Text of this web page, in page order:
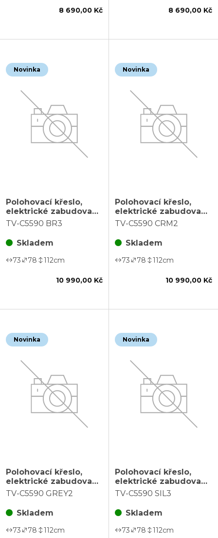
8 690,00 Kč 8 690,00 Kč
Novinka
Polohovací křeslo,
elektrické zabudované
ovládání, funkce zero
vintage, TV-C5590 BR3
TV-C5590 BR3
Skladem
73 78 112cm
10 990,00 Kč
Novinka
Polohovací křeslo,
elektrické zabudované
ovládání, funkce zero
TV-C5590 CRM2
TV-C5590 CRM2
Skladem
73 78 112cm
10 990,00 Kč
Novinka
Polohovací křeslo,
elektrické zabudované
ovládání, funkce zero
TV-C5590 GREY2
TV-C5590 GREY2
Skladem
73 78 112cm
Novinka
Polohovací křeslo,
elektrické zabudované
ovládání, funkce zero
vintage, TV-C5590 SIL3
TV-C5590 SIL3
Skladem
73 78 112cm